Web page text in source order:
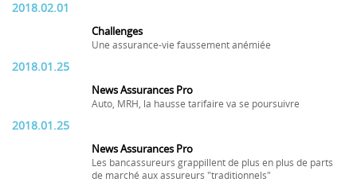
2018.02.01
Challenges
Une assurance-vie faussement anémiée
2018.01.25
News Assurances Pro
Auto, MRH, la hausse tarifaire va se poursuivre
2018.01.25
News Assurances Pro
Les bancassureurs grappillent de plus en plus de parts
de marché aux assureurs "traditionnels"